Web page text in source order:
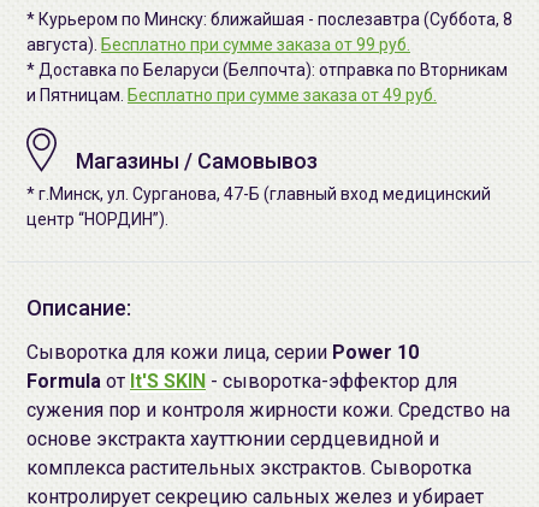
* Курьером по Минску: ближайшая - послезавтра (Суббота, 8
августа). Бесплатно при сумме заказа от 99 руб.
* Доставка по Беларуси (Белпочта): отправка по Вторникам
и Пятницам. Бесплатно при сумме заказа от 49 руб.
Магазины / Самовывоз
* г.Минск, ул. Сурганова, 47-Б (главный вход медицинский
центр “НОРДИН”).
Описание:
Сыворотка для кожи лица, серии Power 10
Formula от It'S SKIN - сыворотка-эффектор для
сужения пор и контроля жирности кожи. Средство на
основе экстракта хауттюнии сердцевидной и
комплекса растительных экстрактов. Сыворотка
контролирует секрецию сальных желез и убирает